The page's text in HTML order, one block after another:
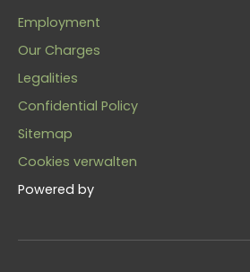
Employment
Our Charges
Legalities
Confidential Policy
Sitemap
Cookies verwalten
Powered by